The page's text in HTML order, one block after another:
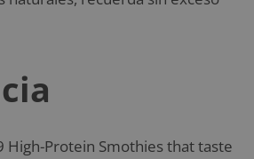
High-Protein Smothies that taste